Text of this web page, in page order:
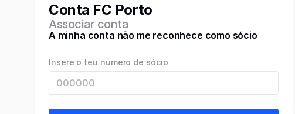
Conta FC Porto
Associar conta
A minha conta não me reconhece como sócio
Insere o teu número de sócio